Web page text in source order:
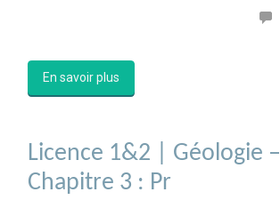
En savoir plus
Licence 1&2 | Géologie –
Chapitre 3 : Pr